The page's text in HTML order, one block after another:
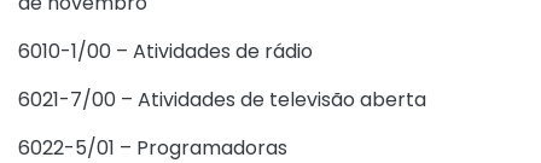
6010-1/00 – Atividades de rádio
6021-7/00 – Atividades de televisão aberta
6022-5/01 – Programadoras